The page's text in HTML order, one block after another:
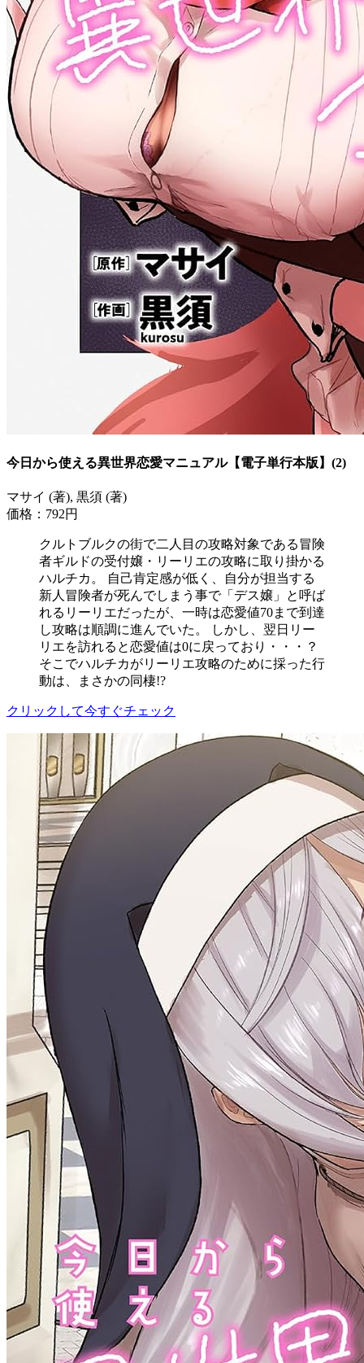
今日から使える異世界恋愛マニュアル【電子単行本版】(2)
マサイ (著), 黒須 (著)
価格：792円
クルトブルクの街で二人目の攻略対象である冒険
者ギルドの受付嬢・リーリエの攻略に取り掛かる
ハルチカ。 自己肯定感が低く、自分が担当する
新人冒険者が死んでしまう事で「デス嬢」と呼ば
れるリーリエだったが、一時は恋愛値70まで到達
し攻略は順調に進んでいた。 しかし、翌日リー
リエを訪れると恋愛値は0に戻っており・・・？
そこでハルチカがリーリエ攻略のために採った行
動は、まさかの同棲!?
クリックして今すぐチェック